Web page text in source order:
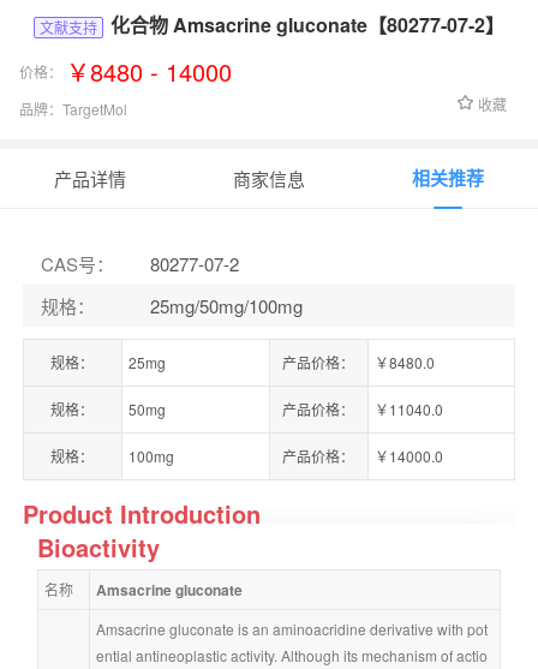
文献支持 化合物 Amsacrine gluconate【80277-07-2】
价格： ￥8480 - 14000
品牌： TargetMol 收藏
产品详情 商家信息 相关推荐
CAS号：
80277-07-2
规格： 25mg/50mg/100mg
规格： 25mg 产品价格： ￥8480.0
规格： 50mg 产品价格： ￥11040.0
规格： 100mg 产品价格： ￥14000.0
Product Introduction
Bioactivity
名称 Amsacrine gluconate
Amsacrine gluconate is an aminoacridine derivative with pot
ential antineoplastic activity. Although its mechanism of actio